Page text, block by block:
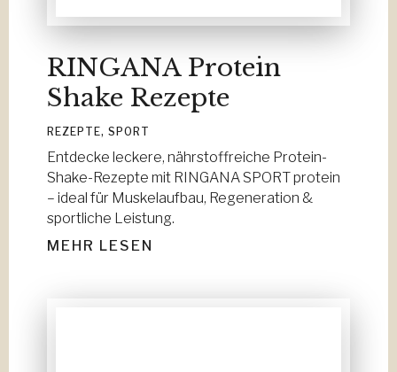
RINGANA Protein
Shake Rezepte
REZEPTE, SPORT
Entdecke leckere, nährstoffreiche Protein-
Shake-Rezepte mit RINGANA SPORT protein
– ideal für Muskelaufbau, Regeneration &
sportliche Leistung.
MEHR LESEN